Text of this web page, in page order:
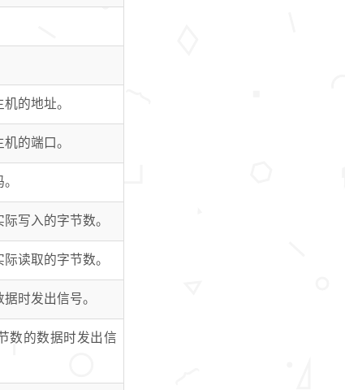
的地址。
的端口。
写入的字节数。
读取的字节数。
时发出信号。
数的数据时发出信